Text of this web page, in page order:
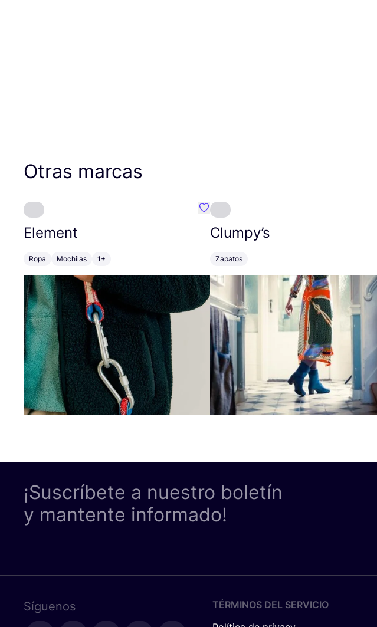
Otras marcas
Element
Ropa Mochilas 1+
Favoritos {nombre}
Clumpy’s
Zapatos
¡Suscríbete a nuestro boletín
y mantente informado!
Síguenos
TÉRMINOS DEL SERVICIO